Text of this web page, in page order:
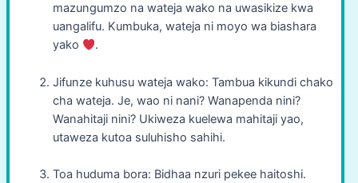
mazungumzo na wateja wako na uwasikize kwa
uangalifu. Kumbuka, wateja ni moyo wa biashara
yako
.
Jifunze kuhusu wateja wako: Tambua kikundi chako
cha wateja. Je, wao ni nani? Wanapenda nini?
Wanahitaji nini? Ukiweza kuelewa mahitaji yao,
utaweza kutoa suluhisho sahihi.
Toa huduma bora: Bidhaa nzuri pekee haitoshi.